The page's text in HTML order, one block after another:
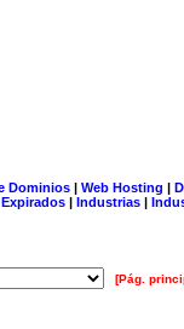
Dominios| Web Hosting |
| Industrias |
[Pág.